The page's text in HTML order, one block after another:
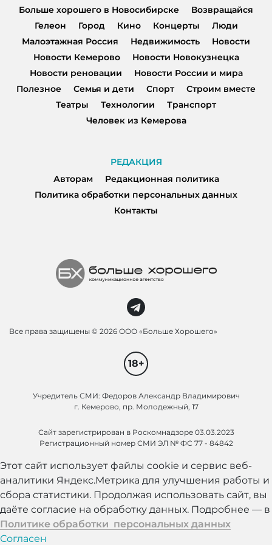
Больше хорошего в Новосибирске
Возвращайся
Гелеон
Город Кино Концерты
Люди
Малоэтажная Россия
Недвижимость
Новости
Новости Кемерово
Новости Новокузнецка
Новости реновации
Новости России и мира
Полезное
Семья и дети Спорт
Строим вместе
Театры
Технологии
Транспорт
Человек из Кемерова
РЕДАКЦИЯ
Авторам
Редакционная политика
Политика обработки персональных данных
Контакты
Все права защищены © 2026 ООО «Больше Хорошего»
18+
Учредитель СМИ: Федоров Александр Владимирович
г. Кемерово, пр. Молодежный, 17
Сайт зарегистрирован в Роскомнадзоре 03.03.2023
Регистрационный номер СМИ ЭЛ № ФС 77 - 84842
Этот сайт использует файлы cookie и сервис веб-
аналитики Яндекс.Метрика для улучшения работы и
сбора статистики. Продолжая использовать сайт, вы
даёте согласие на обработку данных. Подробнее — в
Политике обработки персональных данных
Согласен